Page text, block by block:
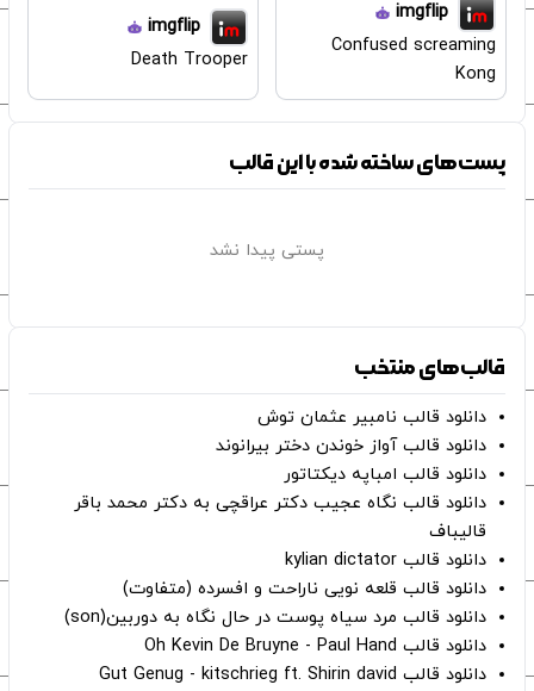
imgflip
Confused screaming
Kong
imgflip
Death Trooper
پست‌های ساخته شده با این قالب
پستی پیدا نشد
قالب‌های منتخب
دانلود قالب نامبیر عثمان ‌توش
دانلود قالب آواز خوندن دختر بیرانوند
دانلود قالب امباپه دیکتاتور
دانلود قالب نگاه عجیب دکتر عراقچی به دکتر محمد باقر
قالیباف
دانلود قالب kylian dictator
دانلود قالب قلعه نویی ناراحت و افسرده (متفاوت)
دانلود قالب مرد سیاه پوست در حال نگاه به دوربین(son)
دانلود قالب Oh Kevin De Bruyne - Paul Hand
دانلود قالب Gut Genug - kitschrieg ft. Shirin david